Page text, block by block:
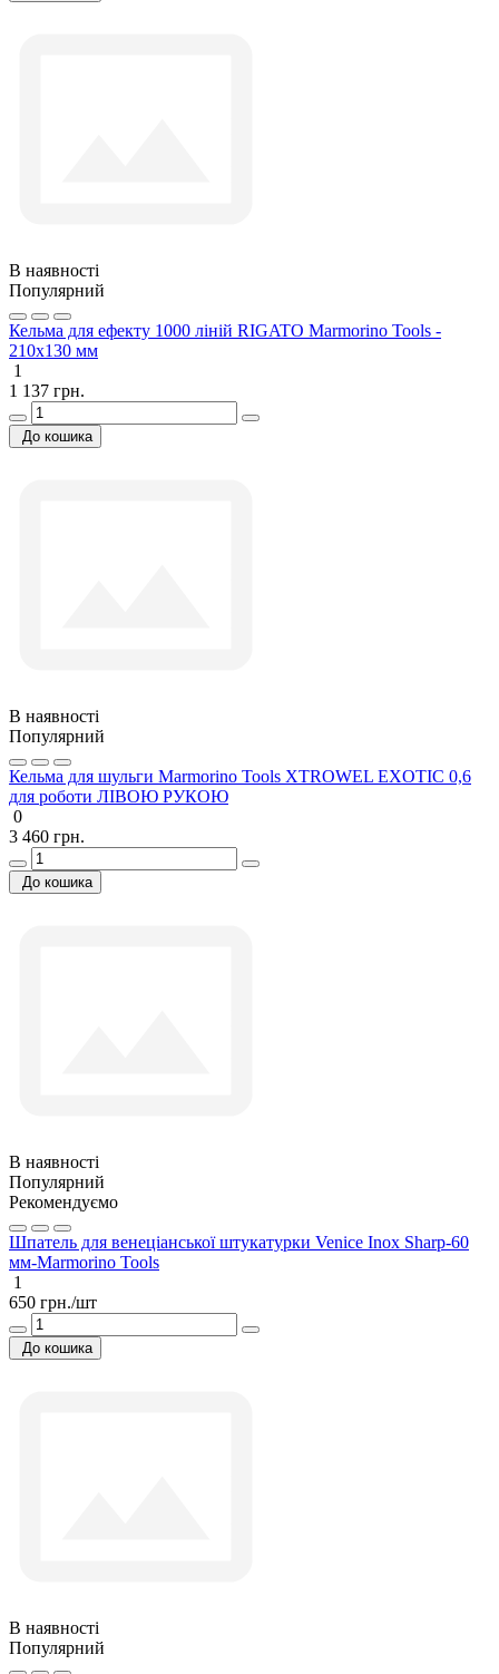
В наявності
Популярний
Кельма для ефекту 1000 ліній RIGATO Marmorino Tools -
210x130 мм
1
1 137 грн.
До кошика
В наявності
Популярний
Кельма для шульги Marmorino Tools XTROWEL EXOTIC 0,6
для роботи ЛІВОЮ РУКОЮ
0
3 460 грн.
До кошика
В наявності
Популярний
Рекомендуємо
Шпатель для венеціанської штукатурки Venice Inox Sharp-60
мм-Marmorino Tools
1
650 грн./шт
До кошика
В наявності
Популярний